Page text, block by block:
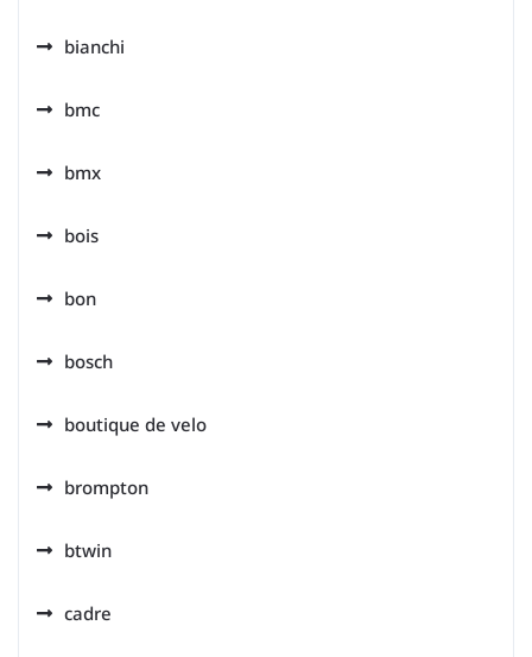
bianchi
bmc
bmx
bois
bon
bosch
boutique de velo
brompton
btwin
cadre